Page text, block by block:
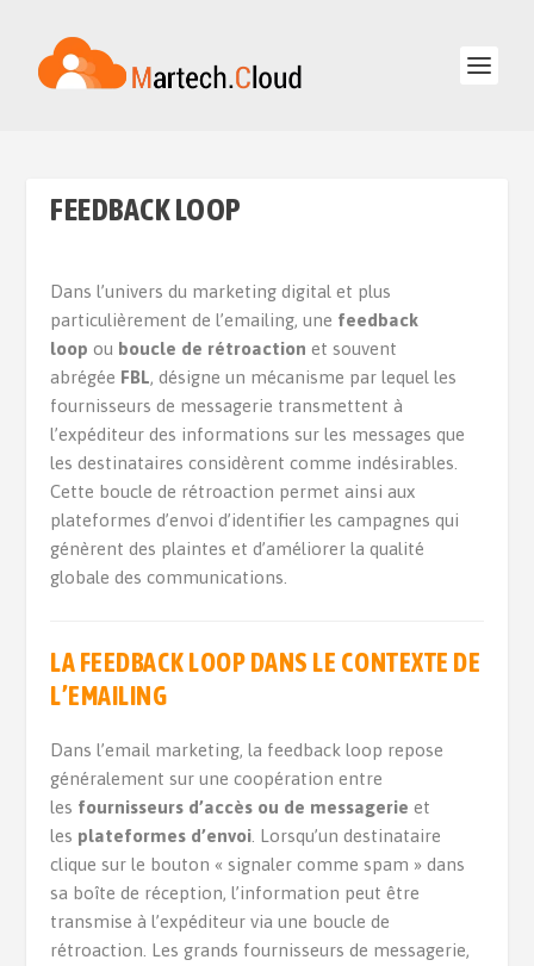
FEEDBACK LOOP
Dans l’univers du marketing digital et plus
particulièrement de l’emailing, une feedback
loop ou boucle de rétroaction et souvent
abrégée FBL, désigne un mécanisme par lequel les
fournisseurs de messagerie transmettent à
l’expéditeur des informations sur les messages que
les destinataires considèrent comme indésirables.
Cette boucle de rétroaction permet ainsi aux
plateformes d’envoi d’identifier les campagnes qui
génèrent des plaintes et d’améliorer la qualité
globale des communications.
LA FEEDBACK LOOP DANS LE CONTEXTE DE
L’EMAILING
Dans l’email marketing, la feedback loop repose
généralement sur une coopération entre
les fournisseurs d’accès ou de messagerie et
les plateformes d’envoi . Lorsqu’un destinataire
clique sur le bouton « signaler comme spam » dans
sa boîte de réception, l’information peut être
transmise à l’expéditeur via une boucle de
rétroaction. Les grands fournisseurs de messagerie,